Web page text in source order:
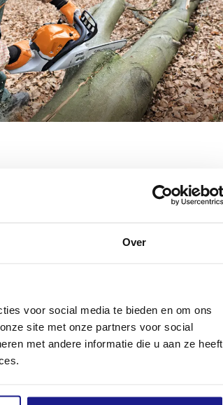
Over
voor social media te bieden en om ons
site met onze partners voor social
met andere informatie die u aan ze heeft